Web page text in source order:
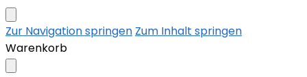
Zur Navigation springen Zum Inhalt springen
Warenkorb